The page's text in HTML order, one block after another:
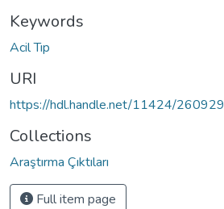
Keywords
Acil Tıp
URI
https://hdl.handle.net/11424/260929
Collections
Araştırma Çıktıları
Full item page